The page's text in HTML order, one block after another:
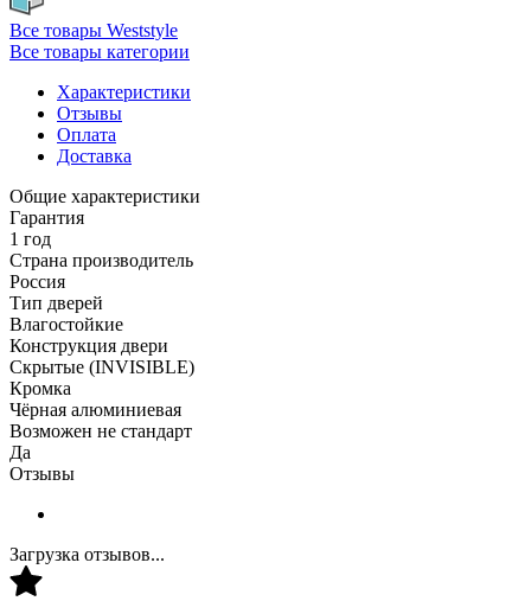
Все товары Weststyle
Все товары категории
Характеристики
Отзывы
Оплата
Доставка
Общие характеристики
Гарантия
1 год
Страна производитель
Россия
Тип дверей
Влагостойкие
Конструкция двери
Скрытые (INVISIBLE)
Кромка
Чёрная алюминиевая
Возможен не стандарт
Да
Отзывы
Загрузка отзывов...